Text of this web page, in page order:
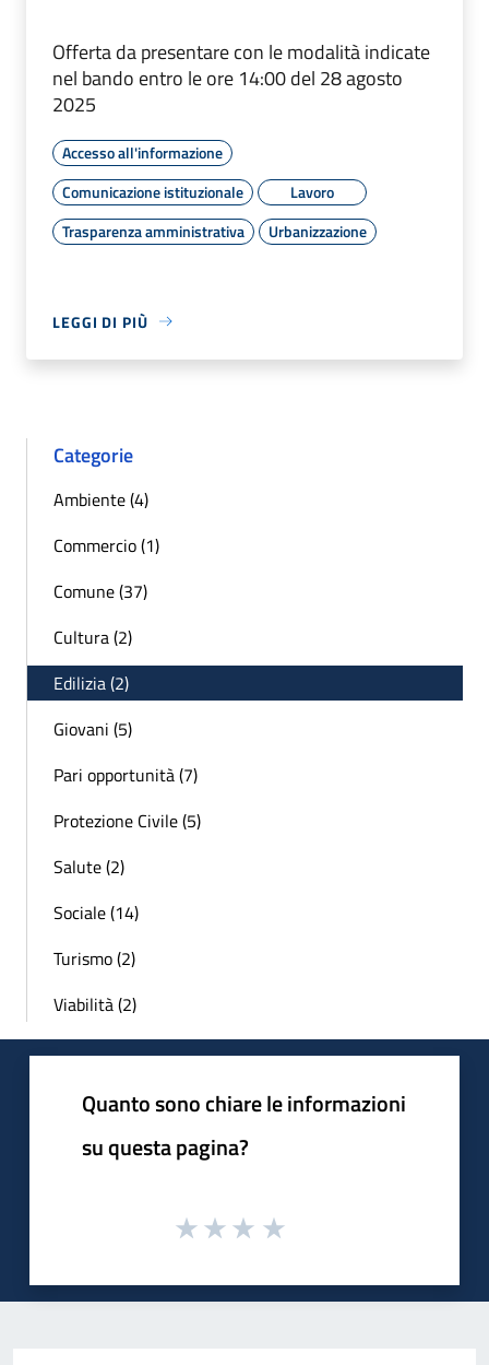
Offerta da presentare con le modalità indicate
nel bando entro le ore 14:00 del 28 agosto
2025
Accesso all'informazione
Comunicazione istituzionale
Lavoro
Trasparenza amministrativa
Urbanizzazione
LEGGI DI PIÙ
Categorie
Ambiente (4)
Commercio (1)
Comune (37)
Cultura (2)
Edilizia (2)
Giovani (5)
Pari opportunità (7)
Protezione Civile (5)
Salute (2)
Sociale (14)
Turismo (2)
Viabilità (2)
Quanto sono chiare le informazioni
su questa pagina?